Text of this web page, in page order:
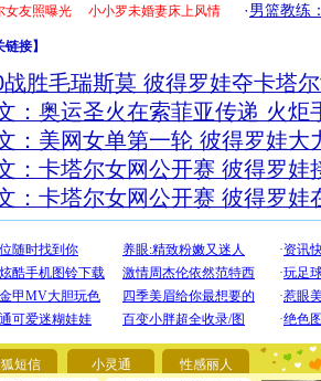
女友照曝光 小小罗未婚妻床上风情
·男篮教练
链接】
战胜毛瑞斯莫 彼得罗娃夺卡塔
：奥运圣火在索菲亚传递 火炬
：美网女单第一轮 彼得罗娃大
：卡塔尔女网公开赛 彼得罗娃
：卡塔尔女网公开赛 彼得罗娃
短信 小灵通 性感丽人
[圣诞节]
要平安！
[圣诞节]